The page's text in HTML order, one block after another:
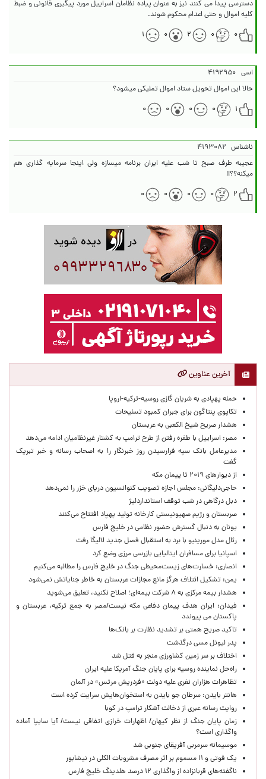
دسترسی پیدا می کنند نیز به عنوان پیاده نظامان اسراییل مورد پیگیری قانونی و ضبط
کلیه اموال و حتی اعدام محکوم شوند.
۰
۰ ۲ ۰ ۱
اسی ۴۱۹۲۹۵۰
حالا این اموال تحویل ستاد اموال تملیکی میشود؟
۱
۰ ۰ ۰ ۰
ناشناس ۴۱۹۳۰۸۲
عجیبه طرف صبح تا شب علیه ایران برنامه میسازه ولی اینجا سرمایه گذاری هم
میکنه؟؟!!
۲
۰ ۰ ۰ ۰
آخرین عناوین
حمله پهپادی به شریان گازی روسیه-ترکیه-اروپا
تکاپوی پنتاگون برای جبران کمبود تسلیحات
هشدار صریح شیخ الکعبی به عربستان
مصر: اسراییل با طفره رفتن از طرح ترامپ به کشتار غیرنظامیان ادامه می‌دهد
مدیرعامل بانک سپه فرارسیدن روز خبرنگار را به اصحاب رسانه و خبر تبریک
گفت
از دیوارهای ۲۰۱۹ تا پیمان مکه
حاجی‌دلیگانی: مجلس اجازه تصویب کنوانسیون دریای خزر را نمی‌دهد
دبل درگاهی در شب توقف استانداردلیژ
صربستان و رژیم صهیونیستی کارخانه تولید پهپاد افتتاح می‌کنند
یونان به دنبال گسترش حضور نظامی در خلیج فارس
رئال مدل مورینیو با برد به استقبال فصل جدید لالیگا رفت
اسپانیا برای مسافران ایتالیایی بازرسی مرزی وضع کرد
انصاری: خسارت‌های زیست‌محیطی جنگ در خلیج فارس را مطالبه‌ می‌کنیم
یمن: تشکیل ائتلاف هرگز مانع مجازات عربستان به خاطر جنایاتش نمی‌شود
هشدار بیمه مرکزی به ۸ شرکت بیمه‌ای؛ اصلاح نکنید، تعلیق می‌شوید
فیدان: ایران هدف پیمان دفاعی مکه نیست/مصر به جمع ترکیه، عربستان و
پاکستان می پیوندد
تاکید صریح همتی بر تشدید نظارت بر بانک‌ها
پدر لیونل مسی درگذشت
اختلاف بر سر زمین کشاورزی منجر به قتل شد
راه‌حل نماینده روسیه برای پایان جنگ آمریکا علیه ایران
تظاهرات هزاران نفری علیه دولت «فردریش مرتس» در آلمان
هانتر بایدن: سرطان جو بایدن به استخوان‌هایش سرایت کرده است
روایت رسانه عبری از دخالت آشکار ترامپ در کوبا
زمان پایان جنگ از نظر کیهان/ اظهارات خرازی اتفاقی نیست/ آیا سایپا آماده
واگذاری است؟
موسیمانه سرمربی آفریقای جنوبی شد
یک فوتی و ۱۱ مسموم بر اثر مصرف مشروبات الکلی در نیشابور
ناگفته‌های قربانزاده از واگذاری ۱۲ درصد هلدینگ خلیج فارس